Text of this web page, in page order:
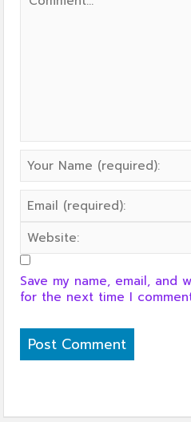
Save my name, email, and
for the next time I